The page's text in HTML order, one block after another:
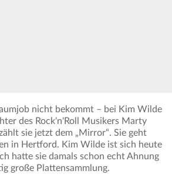
nicht bekommt – bei Kim Wilde
des Rock'n'Roll Musikers Marty
sie jetzt dem „Mirror“. Sie geht
in Hertford. Kim Wilde ist sich heute
hatte sie damals schon echt Ahnung
große Plattensammlung.